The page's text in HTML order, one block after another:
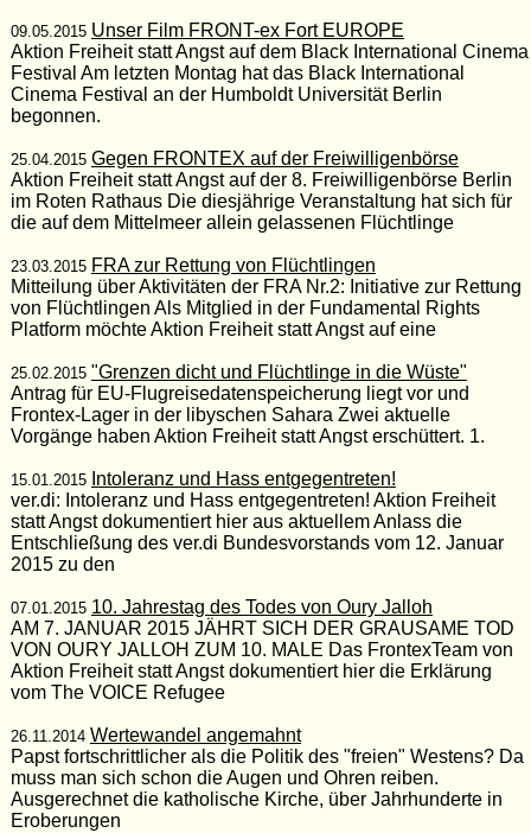
09.05.2015 Unser Film FRONT-ex Fort EUROPE
Aktion Freiheit statt Angst auf dem Black International Cinema
Festival Am letzten Montag hat das Black International
Cinema Festival an der Humboldt Universität Berlin
begonnen.
25.04.2015 Gegen FRONTEX auf der Freiwilligenbörse
Aktion Freiheit statt Angst auf der 8. Freiwilligenbörse Berlin
im Roten Rathaus Die diesjährige Veranstaltung hat sich für
die auf dem Mittelmeer allein gelassenen Flüchtlinge
23.03.2015 FRA zur Rettung von Flüchtlingen
Mitteilung über Aktivitäten der FRA Nr.2: Initiative zur Rettung
von Flüchtlingen Als Mitglied in der Fundamental Rights
Platform möchte Aktion Freiheit statt Angst auf eine
25.02.2015 "Grenzen dicht und Flüchtlinge in die Wüste"
Antrag für EU-Flugreisedatenspeicherung liegt vor und
Frontex-Lager in der libyschen Sahara Zwei aktuelle
Vorgänge haben Aktion Freiheit statt Angst erschüttert. 1.
15.01.2015
Intoleranz und Hass entgegentreten!
ver.di: Intoleranz und Hass entgegentreten! Aktion Freiheit
statt Angst dokumentiert hier aus aktuellem Anlass die
Entschließung des ver.di Bundesvorstands vom 12. Januar
2015 zu den
07.01.2015 10. Jahrestag des Todes von Oury Jalloh
AM 7. JANUAR 2015 JÄHRT SICH DER GRAUSAME TOD
VON OURY JALLOH ZUM 10. MALE Das FrontexTeam von
Aktion Freiheit statt Angst dokumentiert hier die Erklärung
vom The VOICE Refugee
26.11.2014 Wertewandel angemahnt
Papst fortschrittlicher als die Politik des "freien" Westens? Da
muss man sich schon die Augen und Ohren reiben.
Ausgerechnet die katholische Kirche, über Jahrhunderte in
Eroberungen